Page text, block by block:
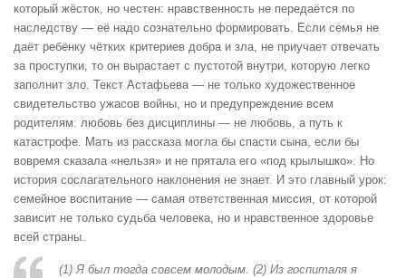
который жёсток, но честен: нравственность не передаётся по
наследству — её надо сознательно формировать. Если семья не
даёт ребёнку чётких критериев добра и зла, не приучает отвечать
за проступки, то он вырастает с пустотой внутри, которую легко
заполнит зло. Текст Астафьева — не только художественное
свидетельство ужасов войны, но и предупреждение всем
родителям: любовь без дисциплины — не любовь, а путь к
катастрофе. Мать из рассказа могла бы спасти сына, если бы
вовремя сказала «нельзя» и не прятала его «под крылышко». Но
история сослагательного наклонения не знает. И это главный урок:
семейное воспитание — самая ответственная миссия, от которой
зависит не только судьба человека, но и нравственное здоровье
всей страны.
(1) Я был тогда совсем молодым. (2) Из госпиталя я